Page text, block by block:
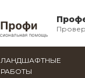
ЛАНДШАФТНЫЕ
РАБОТЫ